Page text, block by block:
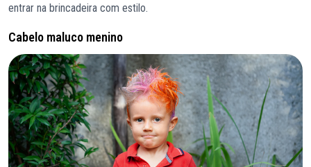
entrar na brincadeira com estilo.
Cabelo maluco menino